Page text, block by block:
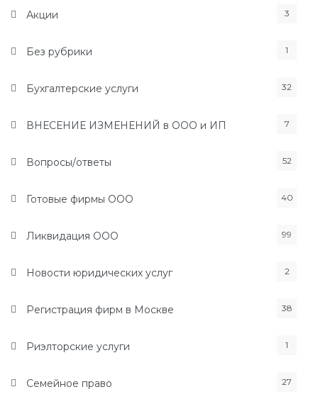
Акции 3
Без рубрики 1
Бухгалтерские услуги 32
ВНЕСЕНИЕ ИЗМЕНЕНИЙ в ООО и ИП 7
Вопросы/ответы 52
Готовые фирмы ООО 40
Ликвидация ООО 99
Новости юридических услуг 2
Регистрация фирм в Москве 38
Риэлторские услуги 1
Семейное право 27